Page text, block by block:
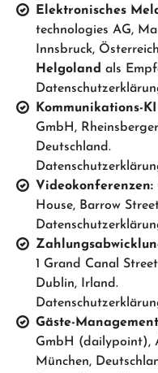
Elektronisches
technologies AG,
Innsbruck,
Helgoland als
Kommunikations-
GmbH,
Deutschland.
Videokonferenzen:
House, Barrow
1 Grand Canal
Dublin, Irland.
Gäste-
GmbH (dailypoint),
München,